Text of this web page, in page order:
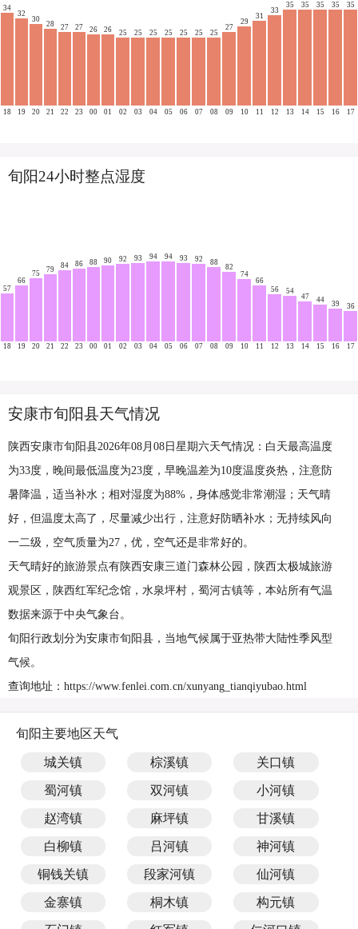
34
18
32
19
30
20
28
21
27
22
27
23
26
00
26
01
25
02
25
03
25
04
25
05
25
06
25
07
25
08
27
09
29
10
31
11
33
12
35
13
35
14
35
15
35
16
35
17
旬阳24小时整点湿度
57
18
66
19
75
20
79
21
84
22
86
23
88
00
90
01
92
02
93
03
94
04
94
05
93
06
92
07
88
08
82
09
74
10
66
11
56
12
54
13
47
14
44
15
39
16
36
17
安康市旬阳县天气情况
陕西安康市旬阳县2026年08月08日星期六天气情况：白天最高温度
为33度，晚间最低温度为23度，早晚温差为10度温度炎热，注意防
暑降温，适当补水；相对湿度为88%，身体感觉非常潮湿；天气晴
好，但温度太高了，尽量减少出行，注意好防晒补水；无持续风向
一二级，空气质量为27，优，空气还是非常好的。
天气晴好的旅游景点有陕西安康三道门森林公园，陕西太极城旅游
观景区，陕西红军纪念馆，水泉坪村，蜀河古镇等，本站所有气温
数据来源于中央气象台。
旬阳行政划分为安康市旬阳县，当地气候属于亚热带大陆性季风型
气候。
查询地址：https://www.fenlei.com.cn/xunyang_tianqiyubao.html
旬阳主要地区天气
城关镇 棕溪镇 关口镇
蜀河镇 双河镇 小河镇
赵湾镇 麻坪镇 甘溪镇
白柳镇 吕河镇 神河镇
铜钱关镇 段家河镇 仙河镇
金寨镇 桐木镇 构元镇